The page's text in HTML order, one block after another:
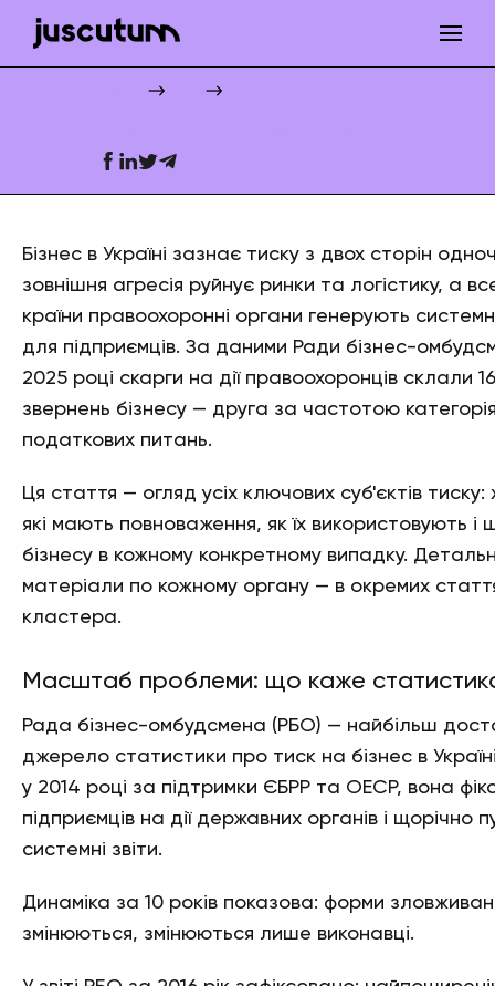
Бізнес в Україні зазнає тиску з двох сторін
зовнішня агресія руйнує ринки та логістику, а
країни правоохоронні органи генерують
для підприємців. За даними Ради бізнес-
2025 році скарги на дії правоохоронців склали
звернень бізнесу — друга за частотою
податкових питань.
Ця стаття — огляд усіх ключових суб'єктів тиску:
які мають повноваження, як їх використовують і
бізнесу в кожному конкретному випадку.
матеріали по кожному органу — в окремих
кластера.
Масштаб проблеми: що каже
Рада бізнес-омбудсмена (РБО) — найбільш
джерело статистики про тиск на бізнес в
у 2014 році за підтримки ЄБРР та ОЕСР, вона
підприємців на дії державних органів і щорічно
системні звіти.
Динаміка за 10 років показова: форми
змінюються, змінюються лише виконавці.